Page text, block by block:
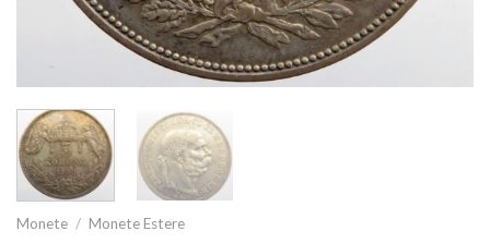
Monete / Monete Estere